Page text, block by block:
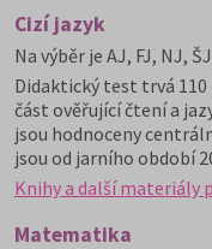
Cizí jazyk
Na výběr je AJ, FJ, NJ,
Didaktický test trvá
část ověřující čtení a
jsou hodnoceny
jsou od jarního období
Knihy a další materiály
Matematika